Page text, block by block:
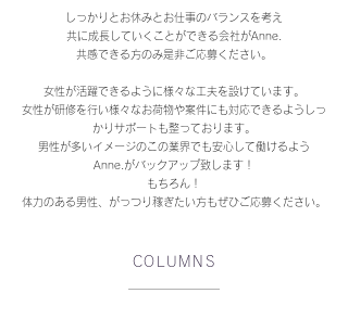
しっかりとお休みとお仕事のバランスを考え
共に成長していくことができる会社がAnne.
共感できる方のみ是非ご応募ください。
女性が活躍できるように様々な工夫を設けています。
女性が研修を行い様々なお荷物や案件にも対応できるようしっ
かりサポートも整っております。
男性が多いイメージのこの業界でも安心して働けるよう
Anne.がバックアップ致します！
もちろん！
体力のある男性、がっつり稼ぎたい方もぜひご応募ください。
COLUMNS